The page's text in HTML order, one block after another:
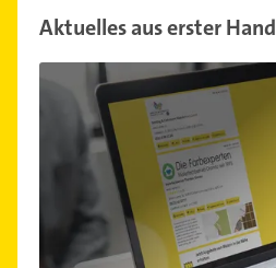
Aktuelles aus erster Hand